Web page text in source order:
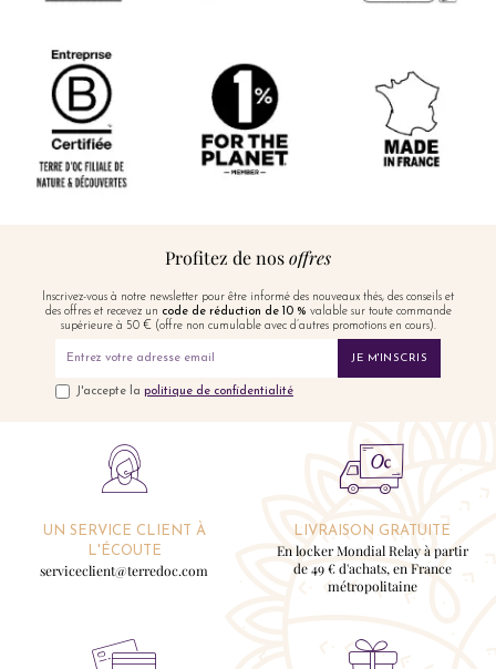
Profitez de nosoffres
Inscrivez-vous à notre newsletter pour être informé des nouveaux thés, des conseils et
des offres et recevez un code de réduction de 10 % valable sur toute commande
supérieure à 50 € (offre non cumulable avec d’autres promotions en cours).
JE M'INSCRIS
J'accepte la politique de confidentialité
UN SERVICE CLIENT À
L'ÉCOUTE
serviceclient@terredoc.com
LIVRAISON GRATUITE
En locker Mondial Relay à partir
de 49 € d'achats, en France
métropolitaine